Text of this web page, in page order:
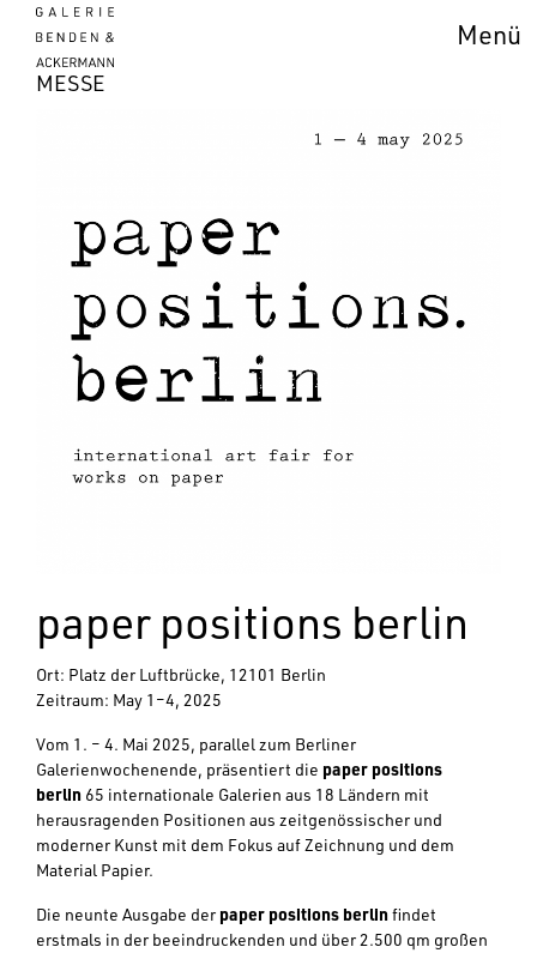
Menü
MESSE
paper positions berlin
Ort: Platz der Luftbrücke, 12101 Berlin
Zeitraum: May 1–4, 2025
Vom 1. – 4. Mai 2025, parallel zum Berliner
Galerienwochenende, präsentiert die paper positions
berlin 65 internationale Galerien aus 18 Ländern mit
herausragenden Positionen aus zeitgenössischer und
moderner Kunst mit dem Fokus auf Zeichnung und dem
Material Papier.
Die neunte Ausgabe der paper positions berlin findet
erstmals in der beeindruckenden und über 2.500 qm großen